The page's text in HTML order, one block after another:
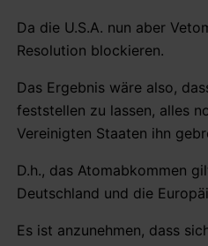
Da die U.S.A. nun aber
Resolution blockieren.
Das Ergebnis wäre also,
feststellen zu lassen, alles
Vereinigten Staaten ihn
D.h., das Atomabkommen
Deutschland und die
Es ist anzunehmen, dass